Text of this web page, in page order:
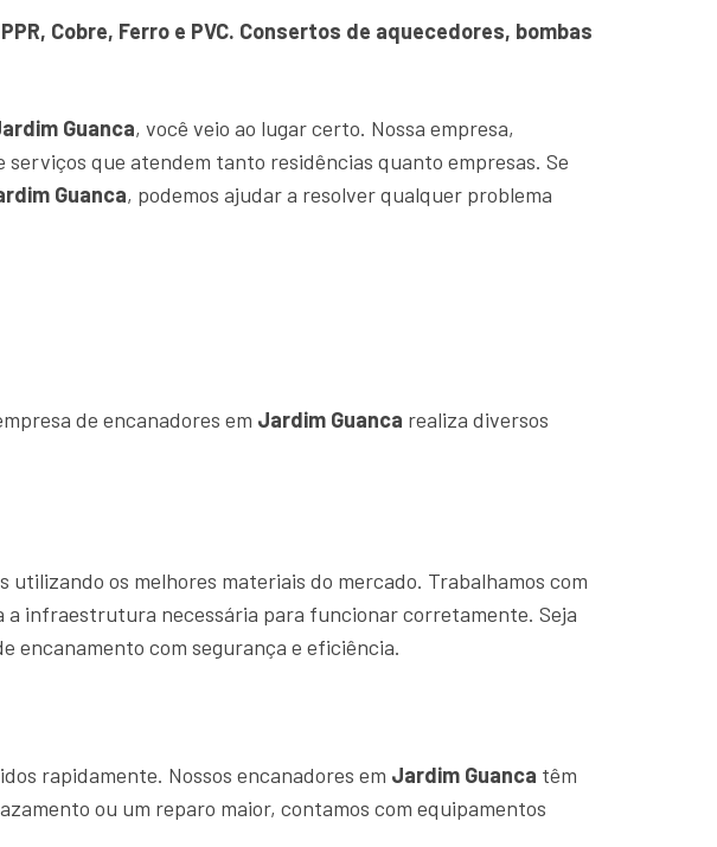
Cobre, Ferro e PVC. Consertos de aquecedores, bombas
Guanca, você veio ao lugar certo. Nossa empresa,
que atendem tanto residências quanto empresas. Se
Guanca, podemos ajudar a resolver qualquer problema
de encanadores em Jardim Guanca realiza diversos
os melhores materiais do mercado. Trabalhamos com
a infraestrutura necessária para funcionar corretamente. Seja
encanamento com segurança e eficiência.
rapidamente. Nossos encanadores em Jardim Guanca têm
ou um reparo maior, contamos com equipamentos